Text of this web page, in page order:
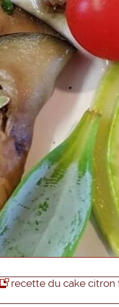
recette du cake citron